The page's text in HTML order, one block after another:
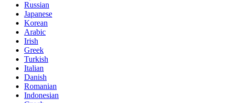
Russian
Japanese
Korean
Arabic
Irish
Greek
Turkish
Italian
Danish
Romanian
Indonesian